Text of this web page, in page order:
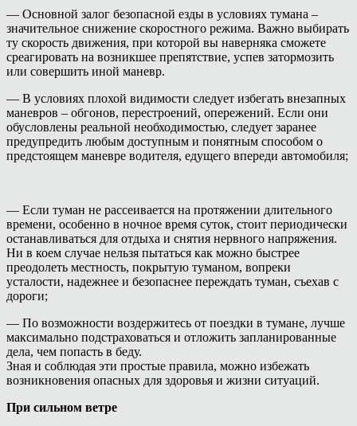
— Основной залог безопасной езды в условиях тумана –
значительное снижение скоростного режима. Важно выбирать
ту скорость движения, при которой вы наверняка сможете
среагировать на возникшее препятствие, успев затормозить
или совершить иной маневр.
— В условиях плохой видимости следует избегать внезапных
маневров – обгонов, перестроений, опережений. Если они
обусловлены реальной необходимостью, следует заранее
предупредить любым доступным и понятным способом о
предстоящем маневре водителя, едущего впереди автомобиля;
— Если туман не рассеивается на протяжении длительного
времени, особенно в ночное время суток, стоит периодически
останавливаться для отдыха и снятия нервного напряжения.
Ни в коем случае нельзя пытаться как можно быстрее
преодолеть местность, покрытую туманом, вопреки
усталости, надежнее и безопаснее переждать туман, съехав с
дороги;
— По возможности воздержитесь от поездки в тумане, лучше
максимально подстраховаться и отложить запланированные
дела, чем попасть в беду.
Зная и соблюдая эти простые правила, можно избежать
возникновения опасных для здоровья и жизни ситуаций.
При сильном ветре